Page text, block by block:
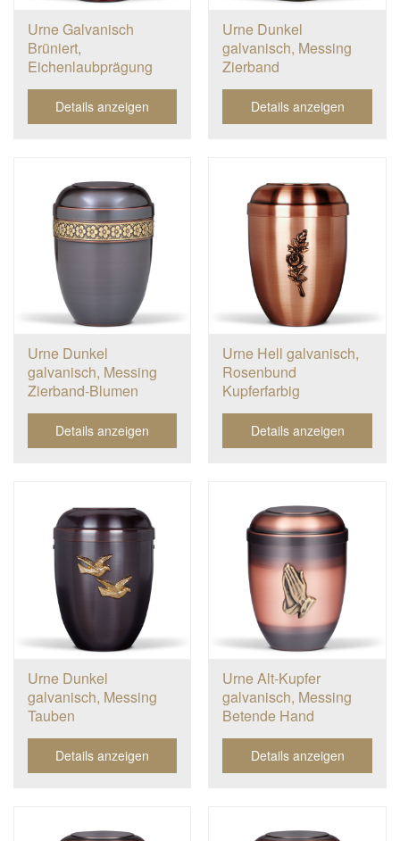
Urne Galvanisch
Brüniert,
Eichenlaubprägung
Details anzeigen
Urne Dunkel
galvanisch, Messing
Zierband
Details anzeigen
Urne Dunkel
galvanisch, Messing
Zierband-Blumen
Details anzeigen
Urne Hell galvanisch,
Rosenbund
Kupferfarbig
Details anzeigen
Urne Dunkel
galvanisch, Messing
Tauben
Details anzeigen
Urne Alt-Kupfer
galvanisch, Messing
Betende Hand
Details anzeigen